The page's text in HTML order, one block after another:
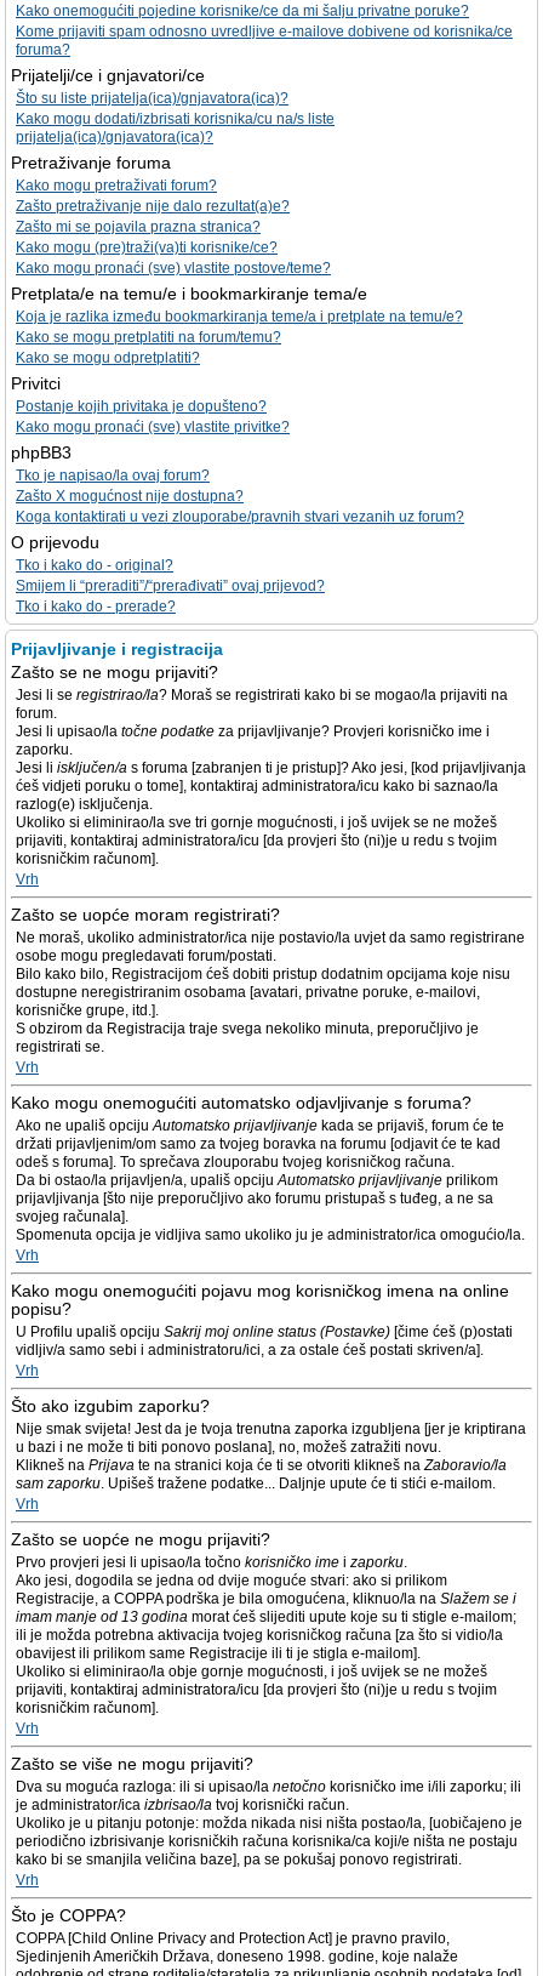
Kako onemogućiti pojedine korisnike/ce da mi šalju privatne poruke?
Kome prijaviti spam odnosno uvredljive e-mailove dobivene od korisnika/ce
foruma?
Prijatelji/ce i gnjavatori/ce
Što su liste prijatelja(ica)/gnjavatora(ica)?
Kako mogu dodati/izbrisati korisnika/cu na/s liste
prijatelja(ica)/gnjavatora(ica)?
Pretraživanje foruma
Kako mogu pretraživati forum?
Zašto pretraživanje nije dalo rezultat(a)e?
Zašto mi se pojavila prazna stranica?
Kako mogu (pre)traži(va)ti korisnike/ce?
Kako mogu pronaći (sve) vlastite postove/teme?
Pretplata/e na temu/e i bookmarkiranje tema/e
Koja je razlika između bookmarkiranja teme/a i pretplate na temu/e?
Kako se mogu pretplatiti na forum/temu?
Kako se mogu odpretplatiti?
Privitci
Postanje kojih privitaka je dopušteno?
Kako mogu pronaći (sve) vlastite privitke?
phpBB3
Tko je napisao/la ovaj forum?
Zašto X mogućnost nije dostupna?
Koga kontaktirati u vezi zlouporabe/pravnih stvari vezanih uz forum?
O prijevodu
Tko i kako do - original?
Smijem li “preraditi”/“prerađivati” ovaj prijevod?
Tko i kako do - prerade?
Prijavljivanje i registracija
Zašto se ne mogu prijaviti?
Jesi li se registrirao/la? Moraš se registrirati kako bi se mogao/la prijaviti na
forum.
Jesi li upisao/la točne podatke za prijavljivanje? Provjeri korisničko ime i
zaporku.
Jesi li isključen/a s foruma [zabranjen ti je pristup]? Ako jesi, [kod prijavljivanja
ćeš vidjeti poruku o tome], kontaktiraj administratora/icu kako bi saznao/la
razlog(e) isključenja.
Ukoliko si eliminirao/la sve tri gornje mogućnosti, i još uvijek se ne možeš
prijaviti, kontaktiraj administratora/icu [da provjeri što (ni)je u redu s tvojim
korisničkim računom].
Vrh
Zašto se uopće moram registrirati?
Ne moraš, ukoliko administrator/ica nije postavio/la uvjet da samo registrirane
osobe mogu pregledavati forum/postati.
Bilo kako bilo, Registracijom ćeš dobiti pristup dodatnim opcijama koje nisu
dostupne neregistriranim osobama [avatari, privatne poruke, e-mailovi,
korisničke grupe, itd.].
S obzirom da Registracija traje svega nekoliko minuta, preporučljivo je
registrirati se.
Vrh
Kako mogu onemogućiti automatsko odjavljivanje s foruma?
Ako ne upališ opcijuAutomatsko prijavljivanje kada se prijaviš, forum će te
držati prijavljenim/om samo za tvojeg boravka na forumu [odjavit će te kad
odeš s foruma]. To sprečava zlouporabu tvojeg korisničkog računa.
Da bi ostao/la prijavljen/a, upališ opcijuAutomatsko prijavljivanje prilikom
prijavljivanja [što nije preporučljivo ako forumu pristupaš s tuđeg, a ne sa
svojeg računala].
Spomenuta opcija je vidljiva samo ukoliko ju je administrator/ica omogućio/la.
Vrh
Kako mogu onemogućiti pojavu mog korisničkog imena na online
popisu?
U Profilu upališ opciju Sakrij moj online status (Postavke) [čime ćeš (p)ostati
vidljiv/a samo sebi i administratoru/ici, a za ostale ćeš postati skriven/a].
Vrh
Što ako izgubim zaporku?
Nije smak svijeta! Jest da je tvoja trenutna zaporka izgubljena [jer je kriptirana
u bazi i ne može ti biti ponovo poslana], no, možeš zatražiti novu.
Klikneš na Prijava te na stranici koja će ti se otvoriti klikneš naZaboravio/la
sam zaporku. Upišeš tražene podatke... Daljnje upute će ti stići e-mailom.
Vrh
Zašto se uopće ne mogu prijaviti?
Prvo provjeri jesi li upisao/la točno korisničko ime i zaporku.
Ako jesi, dogodila se jedna od dvije moguće stvari: ako si prilikom
Registracije, a COPPA podrška je bila omogućena, kliknuo/la na Slažem se i
imam manje od 13 godina morat ćeš slijediti upute koje su ti stigle e-mailom;
ili je možda potrebna aktivacija tvojeg korisničkog računa [za što si vidio/la
obavijest ili prilikom same Registracije ili ti je stigla e-mailom].
Ukoliko si eliminirao/la obje gornje mogućnosti, i još uvijek se ne možeš
prijaviti, kontaktiraj administratora/icu [da provjeri što (ni)je u redu s tvojim
korisničkim računom].
Vrh
Zašto se više ne mogu prijaviti?
Dva su moguća razloga: ili si upisao/la netočno korisničko ime i/ili zaporku; ili
je administrator/ica izbrisao/la tvoj korisnički račun.
Ukoliko je u pitanju potonje: možda nikada nisi ništa postao/la, [uobičajeno je
periodično izbrisivanje korisničkih računa korisnika/ca koji/e ništa ne postaju
kako bi se smanjila veličina baze], pa se pokušaj ponovo registrirati.
Vrh
Što je COPPA?
COPPA [Child Online Privacy and Protection Act] je pravno pravilo,
Sjedinjenih Američkih Država, doneseno 1998. godine, koje nalaže